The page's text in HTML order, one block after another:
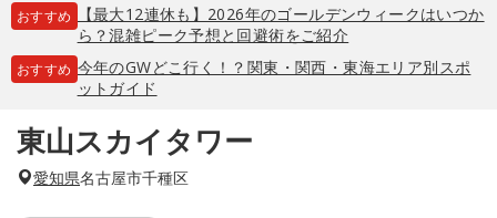
おすすめ
【最大12連休も】2026年のゴールデンウィークはいつか
ら？混雑ピーク予想と回避術をご紹介
おすすめ 今年のGWどこ行く！？関東・関西・東海エリア別スポ
ットガイド
東山スカイタワー
愛知県名古屋市千種区